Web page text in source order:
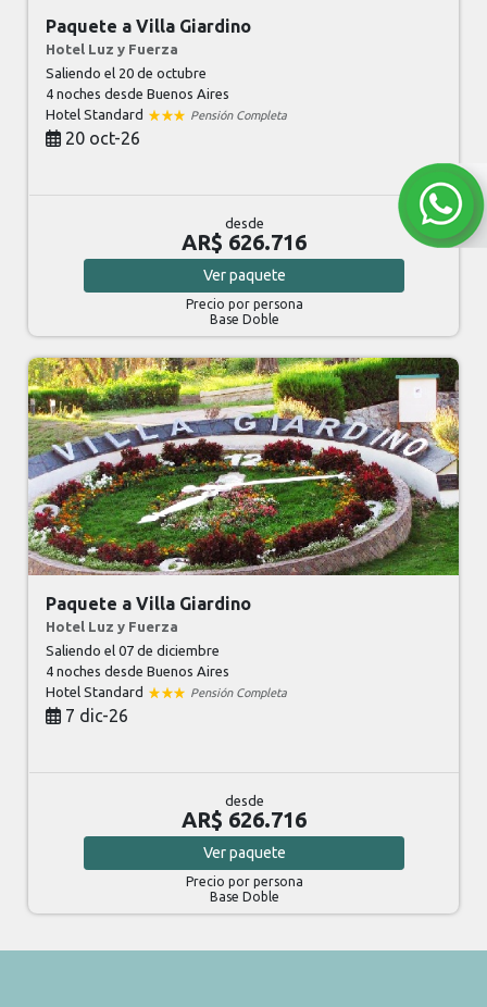
Paquete a Villa Giardino
Hotel Luz y Fuerza
Saliendo el 20 de octubre
4 nochesdesde Buenos Aires
Hotel Standard
Pensión Completa
20 oct-26
desde
AR$ 626.716
Verpaquete
Precio por persona
Base Doble
Paquete a Villa Giardino
Hotel Luz y Fuerza
Saliendo el 07 de diciembre
4 nochesdesde Buenos Aires
Hotel Standard
Pensión Completa
7 dic-26
desde
AR$ 626.716
Verpaquete
Precio por persona
Base Doble